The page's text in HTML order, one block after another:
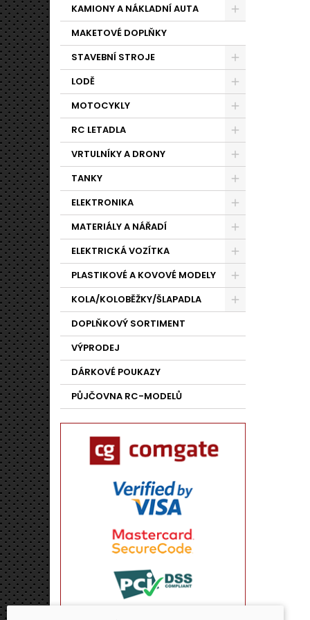
KAMIONY A NÁKLADNÍ AUTA
MAKETOVÉ DOPLŇKY
STAVEBNÍ STROJE
LODĚ
MOTOCYKLY
RC LETADLA
VRTULNÍKY A DRONY
TANKY
ELEKTRONIKA
MATERIÁLY A NÁŘADÍ
ELEKTRICKÁ VOZÍTKA
PLASTIKOVÉ A KOVOVÉ MODELY
KOLA/KOLOBĚŽKY/ŠLAPADLA
DOPLŇKOVÝ SORTIMENT
VÝPRODEJ
DÁRKOVÉ POUKAZY
PŮJČOVNA RC-MODELŮ